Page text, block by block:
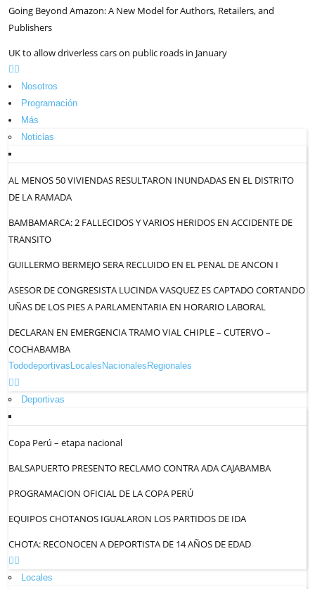
Going Beyond Amazon: A New Model for Authors, Retailers, and
Publishers
UK to allow driverless cars on public roads in January
Nosotros
Programación
Más
Noticias
AL MENOS 50 VIVIENDAS RESULTARON INUNDADAS EN EL DISTRITO
DE LA RAMADA
BAMBAMARCA: 2 FALLECIDOS Y VARIOS HERIDOS EN ACCIDENTE DE
TRANSITO
GUILLERMO BERMEJO SERA RECLUIDO EN EL PENAL DE ANCON I
ASESOR DE CONGRESISTA LUCINDA VASQUEZ ES CAPTADO CORTANDO
UÑAS DE LOS PIES A PARLAMENTARIA EN HORARIO LABORAL
DECLARAN EN EMERGENCIA TRAMO VIAL CHIPLE – CUTERVO –
COCHABAMBA
Tododeportivas Locales Nacionales Regionales
Deportivas
Copa Perú – etapa nacional
BALSAPUERTO PRESENTO RECLAMO CONTRA ADA CAJABAMBA
PROGRAMACION OFICIAL DE LA COPA PERÚ
EQUIPOS CHOTANOS IGUALARON LOS PARTIDOS DE IDA
CHOTA: RECONOCEN A DEPORTISTA DE 14 AÑOS DE EDAD
Locales